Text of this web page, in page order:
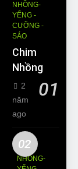
NHỒNG-
YỂNG -
CƯỠNG -
SÁO
Chim
Nhồng
01
2
năm
ago
02
NHỒNG-